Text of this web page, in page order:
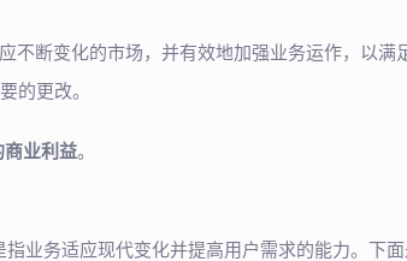
不断变化的市场，并有效地加强业务运作，以
的更改。
业利益。
业务适应现代变化并提高用户需求的能力。下面